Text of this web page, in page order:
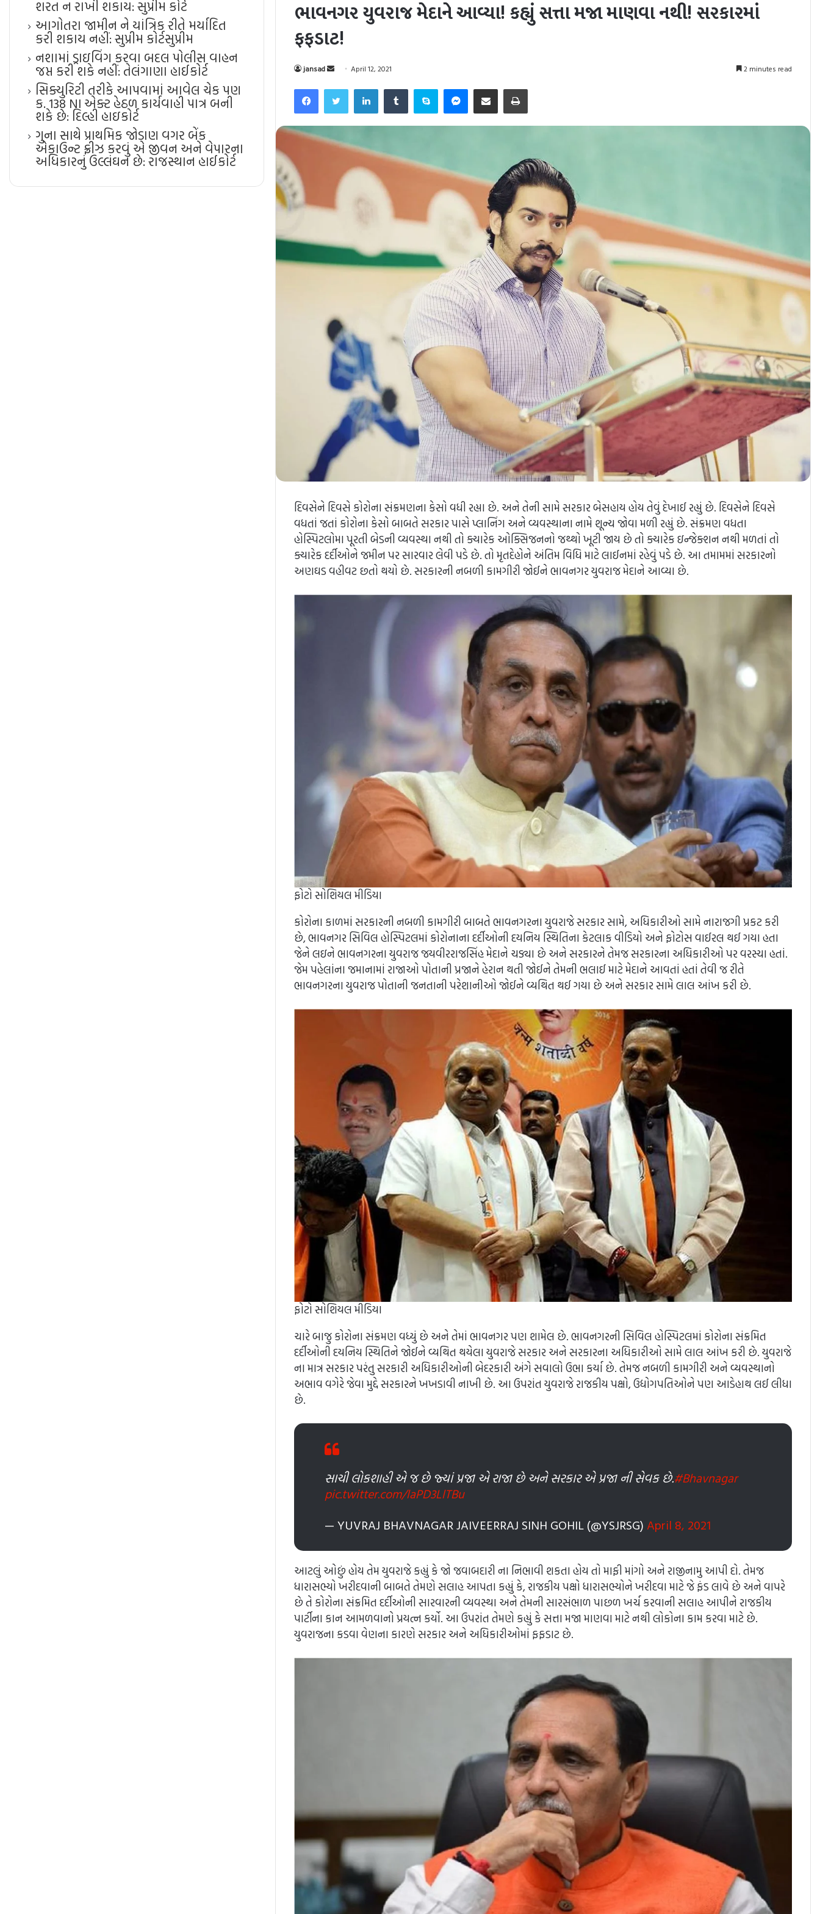
ભાવનગર યુવરાજ મેદાને આવ્યા! કહ્યું સત્તા મજા માણવા નથી! સરકારમાં
ફફડાટ!
jansad
Send
email
April 12, 2021 2 minutes read
Facebook
TwitterLinkedInTumblrSkypeMessenger
Share via EmailPrint
દિવસેને દિવસે કોરોના સંક્રમણના કેસો વધી રહ્યા છે. અને તેની સામે સરકાર બેસહાય હોય તેવું દેખાઈ રહ્યું છે. દિવસેને દિવસે
વધતાં જતાં કોરોના કેસો બાબતે સરકાર પાસે પ્લાનિંગ અને વ્યવસ્થાના નામે શૂન્ય જોવા મળી રહ્યું છે. સંક્રમણ વધતા
હોસ્પિટલોમા પૂરતી બેડની વ્યવસ્થા નથી તો ક્યારેક ઓક્સિજનનો જથ્થો ખૂટી જાય છે તો ક્યારેક ઇન્જેક્શન નથી મળતાં તો
ક્યારેક દર્દીઓને જમીન પર સારવાર લેવી પડે છે. તો મૃતદેહોને અંતિમ વિધિ માટે લાઈનમાં રહેવું પડે છે. આ તમામમાં સરકારનો
અણઘડ વહીવટ છતો થયો છે. સરકારની નબળી કામગીરી જોઈને ભાવનગર યુવરાજ મેદાને આવ્યા છે.
ફોટો સોશિયલ મીડિયા
કોરોના કાળમાં સરકારની નબળી કામગીરી બાબતે ભાવનગરના યુવરાજે સરકાર સામે, અધિકારીઓ સામે નારાજગી પ્રકટ કરી
છે, ભાવનગર સિવિલ હોસ્પિટલમાં કોરોનાના દર્દીઓની દયનિય સ્થિતિના કેટલાક વીડિયો અને ફોટોસ વાઈરલ થઈ ગયા હતા
જેને લઇને ભાવનગરના યુવરાજ જયવીરરાજસિંહ મેદાને ચડ્યા છે અને સરકારને તેમજ સરકારના અધિકારીઓ પર વરસ્યા હતાં.
જેમ પહેલાંના જમાનામાં રાજાઓ પોતાની પ્રજાને હેરાન થતી જોઈને તેમની ભલાઈ માટે મેદાને આવતાં હતાં તેવી જ રીતે
ભાવનગરના યુવરાજ પોતાની જનતાની પરેશાનીઓ જોઈને વ્યથિત થઈ ગયા છે અને સરકાર સામે લાલ આંખ કરી છે.
ફોટો સોશિયલ મીડિયા
ચારે બાજુ કોરોના સંક્રમણ વધ્યું છે અને તેમાં ભાવનગર પણ શામેલ છે. ભાવનગરની સિવિલ હોસ્પિટલમાં કોરોના સંક્રમિત
દર્દીઓની દયનિય સ્થિતિને જોઈને વ્યથિત થયેલા યુવરાજે સરકાર અને સરકારના અધિકારીઓ સામે લાલ આંખ કરી છે. યુવરાજે
ના માત્ર સરકાર પરંતુ સરકારી અધિકારીઓની બેદરકારી અંગે સવાલો ઉભા કર્યા છે. તેમજ નબળી કામગીરી અને વ્યવસ્થાનો
અભાવ વગેરે જેવા મુદ્દે સરકારને ખખડાવી નાખી છે. આ ઉપરાંત યુવરાજે રાજકીય પક્ષો, ઉદ્યોગપતિઓને પણ આડેહાથ લઈ લીધા
છે.
સાચી લોકશાહી એ જ છે જ્યાં પ્રજા એ રાજા છે અને સરકાર એ પ્રજા ની સેવક છે.#Bhavnagar
pic.twitter.com/laPD3LlTBu
— YUVRAJ BHAVNAGAR JAIVEERRAJ SINH GOHIL (@YSJRSG) April 8, 2021
આટલું ઓછું હોય તેમ યુવરાજે કહ્યું કે જો જવાબદારી ના નિભાવી શકતા હોય તો માફી માંગો અને રાજીનામુ આપી દો. તેમજ
ધારાસભ્યો ખરીદવાની બાબતે તેમણે સલાહ આપતા કહ્યું કે, રાજકીય પક્ષો ધારાસભ્યોને ખરીદવા માટે જે ફંડ લાવે છે અને વાપરે
છે તે કોરોના સંક્રમિત દર્દીઓની સારવારની વ્યવસ્થા અને તેમની સારસંભાળ પાછળ ખર્ચ કરવાની સલાહ આપીને રાજકીય
પાર્ટીના કાન આમળવાનો પ્રયત્ન કર્યો. આ ઉપરાંત તેમણે કહ્યું કે સત્તા મજા માણવા માટે નથી લોકોના કામ કરવા માટે છે.
યુવરાજના કડવા વેણના કારણે સરકાર અને અધિકારીઓમાં ફફડાટ છે.
શરત ન રાખી શકાય: સુપ્રીમ કોર્ટ
આગોતરા જામીન ને યાંત્રિક રીતે મર્યાદિત
કરી શકાય નહીં: સુપ્રીમ કોર્ટ​સુપ્રીમ
નશામાં ડ્રાઇવિંગ કરવા બદલ પોલીસ વાહન
જપ્ત કરી શકે નહીં: તેલંગાણા હાઈકોર્ટ
સિક્યુરિટી તરીકે આપવામાં આવેલ ચેક પણ
ક. 138 NI એક્ટ હેઠળ કાર્યવાહી પાત્ર બની
શકે છે: દિલ્હી હાઇકોર્ટ
ગુના સાથે પ્રાથમિક જોડાણ વગર બેંક
એકાઉન્ટ ફ્રીઝ કરવું એ જીવન અને વેપારના
અધિકારનું ઉલ્લંઘન છે: રાજસ્થાન હાઈકોર્ટ